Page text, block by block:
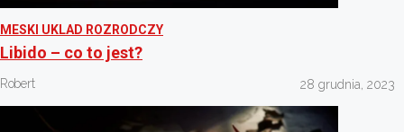
MESKI UKLAD ROZRODCZY
Libido – co to jest?
Robert 28 grudnia, 2023